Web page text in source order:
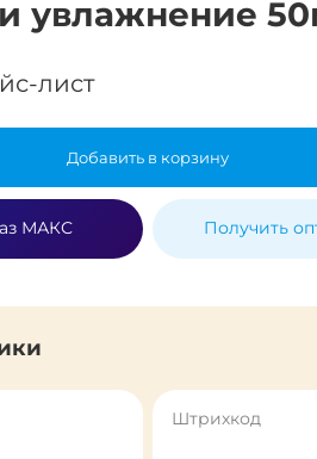
увлажнение
лист
Добавить в корзину
МАКС Получить
Штрихкод